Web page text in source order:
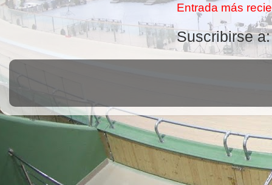
Entrada más
Suscribirse